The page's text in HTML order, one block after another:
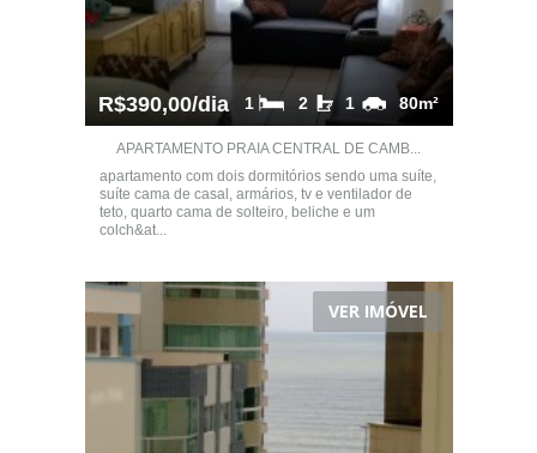
R$390,00/dia 80m²
1
2
1
APARTAMENTO PRAIA CENTRAL DE CAMB...
apartamento com dois dormitórios sendo uma suíte,
suíte cama de casal, armários, tv e ventilador de
teto, quarto cama de solteiro, beliche e um
colch&at...
VER IMÓVEL